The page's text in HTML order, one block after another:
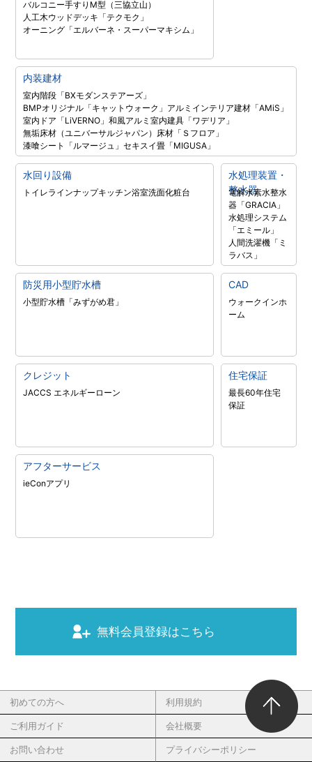
バルコニー手すりM型（三協立山）
人工木ウッドデッキ「テクモク」
オーニング「エルバーネ・スーパーマキシム」
内装建材
室内階段「BXモダンステアーズ」
BMPオリジナル「キャットウォーク」 アルミインテリア建材「AMiS」
室内ドア「LiVERNO」和風アルミ室内建具「ワデリア」
無垢床材（ユニバーサルジャパン） 床材「Ｓフロア」
漆喰シート「ルマージュ」セキスイ畳「MIGUSA」
水回り設備
トイレラインナップキッチン浴室洗面化粧台
水処理装置・
整水器
電解水素水整水
器「GRACIA」
水処理システム
「エミール」
人間洗濯機「ミ
ラバス」
防災用小型貯水槽
小型貯水槽「みずがめ君」
CAD
ウォークインホ
ーム
クレジット
JACCS エネルギーローン
住宅保証
最長60年住宅
保証
アフターサービス
ieConアプリ
無料会員登録はこちら
初めての方へ 利用規約
ご利用ガイド 会社概要
お問い合わせ プライバシーポリシー